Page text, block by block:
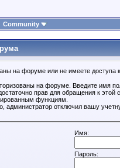
Community
на форуме или не имеете доступа
на форуме. Введите имя
прав для обращения к
функциям.
администратор отключил вашу
Имя:
Пароль: